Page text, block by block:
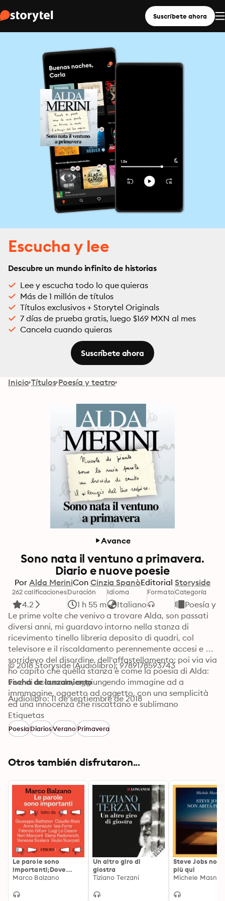
Suscríbete ahora
Escucha y lee
Descubre un mundo infinito de historias
Lee y escucha todo lo que quieras
Más de 1 millón de títulos
Títulos exclusivos + Storytel Originals
7 días de prueba gratis, luego $169 MXN al mes
Cancela cuando quieras
Suscríbete ahora
Inicio Títulos Poesía y teatro
Avance
Sono nata il ventuno a primavera.
Diario e nuove poesie
Por Alda MeriniCon Cinzia SpanòEditorial Storyside
262 calificaciones
4.2
Duración
1 h 55 m
Idioma
Italiano
FormatoCategoría
Poesía y
Le prime volte che venivo a trovare Alda, son passati
diversi anni, mi guardavo intorno nella stanza di
ricevimento tinello libreria deposito di quadri, col
televisore e il riscaldamento perennemente accesi e
sorridevo del disordine, dell'affastellamento; poi via via
ho capito che quella stanza è come la poesia di Alda:
vive di accumulo, aggiungendo immagine ad a
immmagine, oggetto ad oggetto, con una semplicità
ed una innocenza che riscattano e sublimano
qualunque esperienza come qualunque disordine. La
stanza si costituisce anche per sottrazione: Alda è
generosa, non ti lascia andar via senza donarti
ecuadoregno, oppure una poesia o una esecuzione al
© 2018 Storyside (Audiolibro): 9789178593743
Fecha de lanzamiento
Audiolibro: 11 de septiembre de 2018
Etiquetas
PoesíaDiariosVeranoPrimavera
Otros también disfrutaron...
Le parole sono
importanti;Dove
nascono e cosa
Marco Balzano
Un altro giro di
giostra
Tiziano Terzani
Steve Jobs non
più qui
Michele Masneri